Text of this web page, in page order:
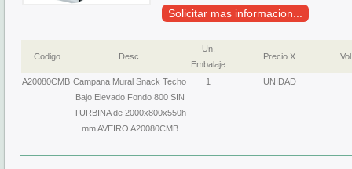
Solicitar mas informacion...
Codigo Desc.
Un.
Embalaje
Precio X
A20080CMB Campana Mural Snack Techo
Bajo Elevado Fondo 800 SIN
TURBINA de 2000x800x550h
mm AVEIRO A20080CMB
1 UNIDAD